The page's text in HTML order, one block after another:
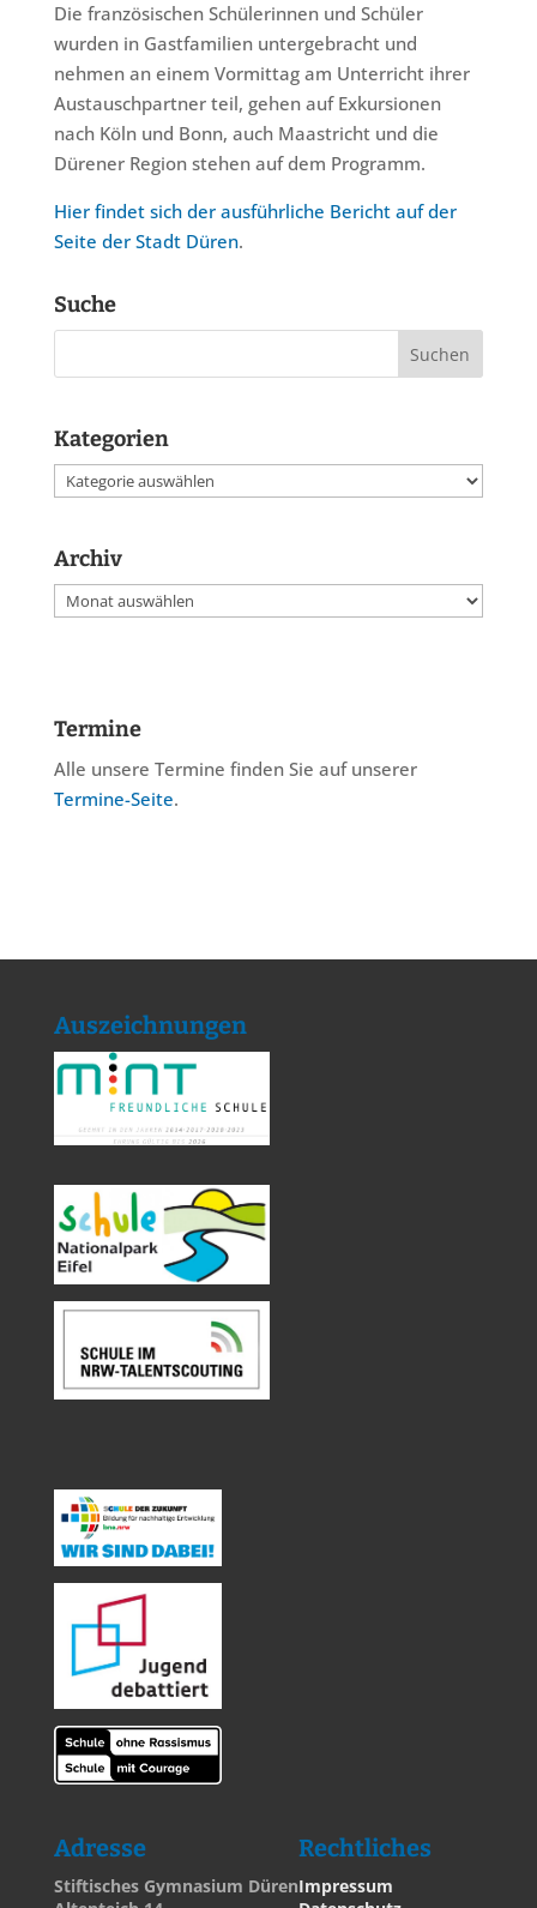
Die französischen Schülerinnen und Schüler
wurden in Gastfamilien untergebracht und
nehmen an einem Vormittag am Unterricht ihrer
Austauschpartner teil, gehen auf Exkursionen
nach Köln und Bonn, auch Maastricht und die
Dürener Region stehen auf dem Programm.
Hier findet sich der ausführliche Bericht auf der
Seite der Stadt Düren.
Suche
Kategorien
Kategorien
Archiv
Archiv
Termine
Alle unsere Termine finden Sie auf unserer
Termine-Seite.
Auszeichnungen
Adresse
Stiftisches Gymnasium Düren
Rechtliches
Impressum